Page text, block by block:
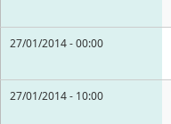
27/01/2014 - 00:00
27/01/2014 - 10:00